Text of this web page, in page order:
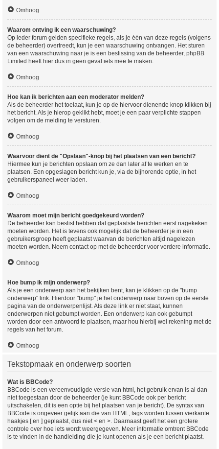
Omhoog
Waarom ontving ik een waarschuwing?
Op ieder forum gelden specifieke regels, als je één van deze regels (volgens
de beheerder) overtreedt, kun je een waarschuwing ontvangen. Het sturen
van een waarschuwing naar je is een beslissing van de beheerder, phpBB
Limited heeft hier dus in geen geval iets mee te maken.
Omhoog
Hoe kan ik berichten aan een moderator melden?
Als de beheerder het toelaat, kun je op de hiervoor dienende knop klikken bij
het bericht. Als je hierop geklikt hebt, moet je een paar verplichte stappen
volgen om de melding te versturen.
Omhoog
Waarvoor dient de "Opslaan"-knop bij het plaatsen van een bericht?
Hiermee kun je berichten opslaan om ze dan later af te werken en te
plaatsen. Een opgeslagen bericht kun je, via de bijhorende optie, in het
gebruikerspaneel weer laden.
Omhoog
Waarom moet mijn bericht goedgekeurd worden?
De beheerder kan beslist hebben dat geplaatste berichten eerst nagekeken
moeten worden. Het is tevens ook mogelijk dat de beheerder je in een
gebruikersgroep heeft geplaatst waarvan de berichten altijd nagelezen
moeten worden. Neem contact op met de beheerder voor verdere informatie.
Omhoog
Hoe bump ik mijn onderwerp?
Als je een onderwerp aan het bekijken bent, kan je klikken op de "bump
onderwerp" link. Hierdoor "bump" je het onderwerp naar boven op de eerste
pagina van de onderwerpenlijst. Als deze link er niet staat, kunnen
onderwerpen niet gebumpt worden. Een onderwerp kan ook gebumpt
worden door een antwoord te plaatsen, maar hou hierbij wel rekening met de
regels van het forum.
Omhoog
Tekstopmaak en onderwerp soorten
Wat is BBCode?
BBCode is een vereenvoudigde versie van html, het gebruik ervan is al dan
niet toegestaan door de beheerder (je kunt BBCode ook per bericht
uitschakelen, dit is een optie bij het plaatsen van je bericht). De syntax van
BBCode is ongeveer gelijk aan die van HTML, tags worden tussen vierkante
haakjes [ en ] geplaatst, dus niet < en >. Daarnaast geeft het een grotere
controle over hoe iets wordt weergegeven. Meer informatie omtrent BBCode
is te vinden in de handleiding die je kunt openen als je een bericht plaatst.